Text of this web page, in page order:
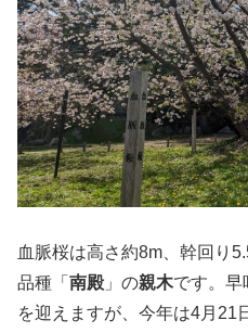
血脈桜は高さ約8m、幹回り
品種「 南殿」の親木です。早
を迎えますが、今年は4月21